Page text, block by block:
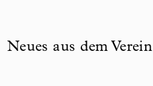
Neues aus dem Verein